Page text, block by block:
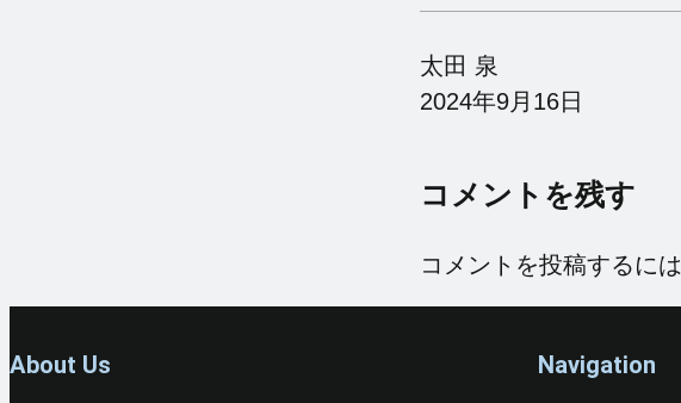
太田 泉
2024年9月16日
コメントを残す
コメントを投稿するには
About Us Navigation